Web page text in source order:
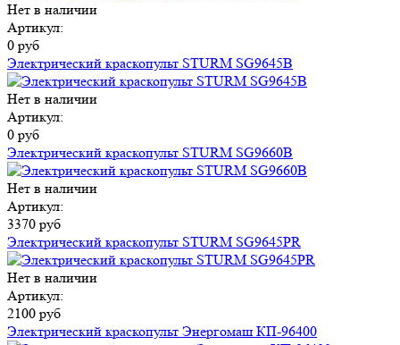
Нет в наличии
Артикул:
0 руб
Электрический краскопульт STURM SG9645B
Нет в наличии
Артикул:
0 руб
Электрический краскопульт STURM SG9660B
Нет в наличии
Артикул:
3370 руб
Электрический краскопульт STURM SG9645PR
Нет в наличии
Артикул:
2100 руб
Электрический краскопульт Энергомаш КП-96400